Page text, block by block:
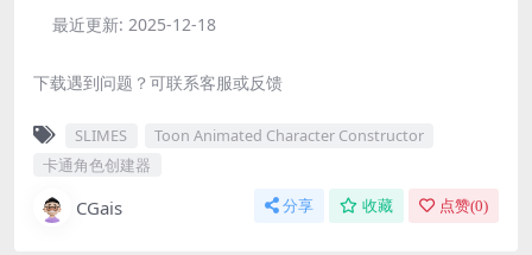
最近更新: 2025-12-18
下载遇到问题？可联系客服或反馈
SLIMES
Toon Animated Character Constructor
卡通角色创建器
CGais 分享 收藏 点赞(0)